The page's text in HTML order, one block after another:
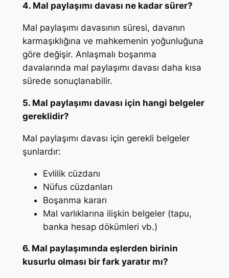
4. Mal paylaşımı davası ne kadar sürer?
Mal paylaşımı davasının süresi, davanın
karmaşıklığına ve mahkemenin yoğunluğuna
göre değişir. Anlaşmalı boşanma
davalarında mal paylaşımı davası daha kısa
sürede sonuçlanabilir.
5. Mal paylaşımı davası için hangi belgeler
gereklidir?
Mal paylaşımı davası için gerekli belgeler
şunlardır:
Evlilik cüzdanı
Nüfus cüzdanları
Boşanma kararı
Mal varlıklarına ilişkin belgeler (tapu,
banka hesap dökümleri vb.)
6. Mal paylaşımında eşlerden birinin
kusurlu olması bir fark yaratır mı?